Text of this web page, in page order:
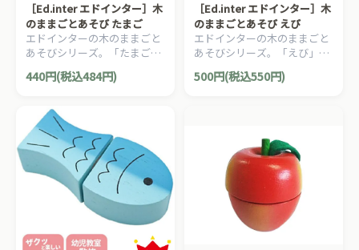
［Ed.inter エドインター］木
のままごとあそび たまご
エドインターの木のままごと
あそびシリーズ。「たまご」
440円(税込484円)
［Ed.inter エドインター］木
のままごとあそび えび
エドインターの木のままごと
あそびシリーズ。「えび」で
500円(税込550円)